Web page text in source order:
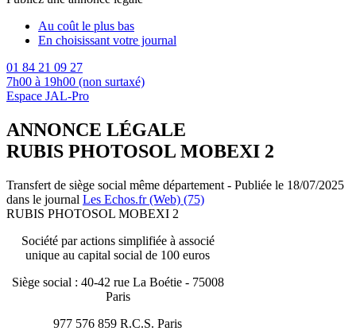
Au coût le plus bas
En choisissant votre journal
01 84 21 09 27
7h00 à 19h00 (non surtaxé)
Espace JAL-Pro
ANNONCE LÉGALE
RUBIS PHOTOSOL MOBEXI 2
Transfert de siège social même département - Publiée le 18/07/2025
dans le journal Les Echos.fr (Web) (75)
RUBIS PHOTOSOL MOBEXI 2
Société par actions simplifiée à associé
unique au capital social de 100 euros
Siège social : 40-42 rue La Boétie - 75008
Paris
977 576 859 R.C.S. Paris